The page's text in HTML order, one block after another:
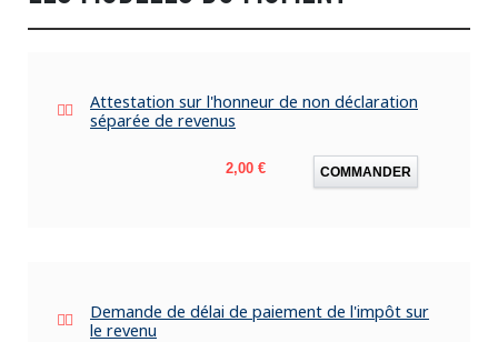
Attestation sur l'honneur de non déclaration
séparée de revenus
Prix
2,00 € COMMANDER
Demande de délai de paiement de l'impôt sur
le revenu